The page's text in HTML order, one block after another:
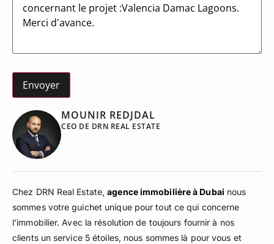
MOUNIR REDJDAL
CEO DE DRN REAL ESTATE
Chez DRN Real Estate,agence immobilière à Dubai nous
sommes votre guichet unique pour tout ce qui concerne
l’immobilier. Avec la résolution de toujours fournir à nos
clients un service 5 étoiles, nous sommes là pour vous et